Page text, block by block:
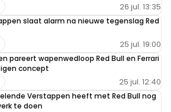
26 jul. 13:35
slaat alarm na nieuwe tegenslag Red
25 jul. 19:00
pareert wapenwedloop Red Bull en Ferrari
concept
25 jul. 12:40
Verstappen heeft met Red Bull nog
te doen